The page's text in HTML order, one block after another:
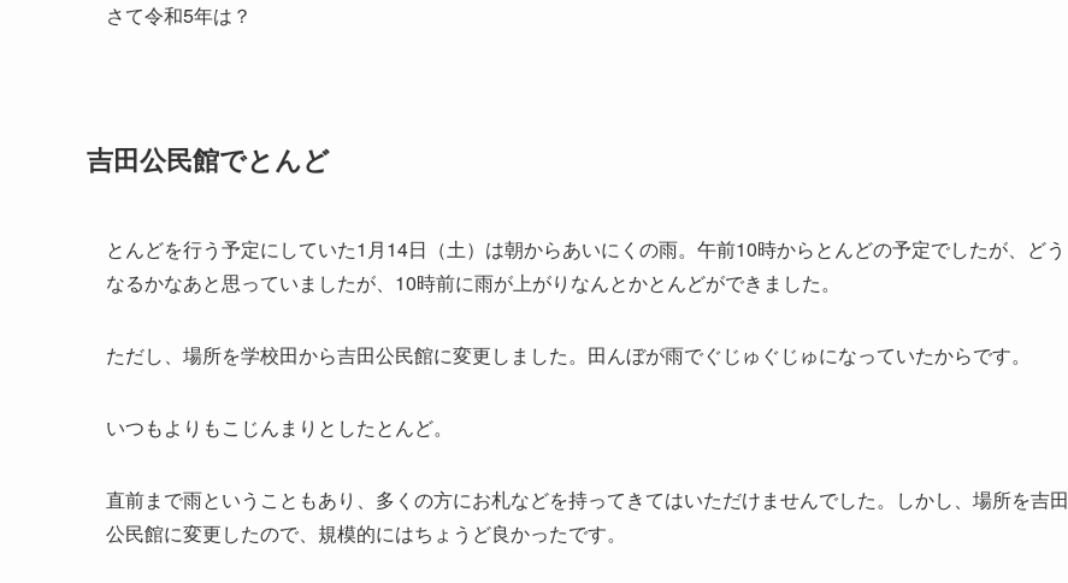
さて令和5年は？
吉田公民館でとんど
とんどを行う予定にしていた1月14日（土）は朝からあいにくの雨。午前10時からとんどの予定でしたが、どう
なるかなあと思っていましたが、10時前に雨が上がりなんとかとんどができました。
ただし、場所を学校田から吉田公民館に変更しました。田んぼが雨でぐじゅぐじゅになっていたからです。
いつもよりもこじんまりとしたとんど。
直前まで雨ということもあり、多くの方にお札などを持ってきてはいただけませんでした。しかし、場所を吉田
公民館に変更したので、規模的にはちょうど良かったです。